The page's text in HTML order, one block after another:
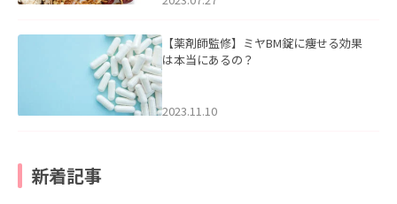
【薬剤師監修】ミヤBM錠に痩せる効果
は本当にあるの？
2023.11.10
新着記事